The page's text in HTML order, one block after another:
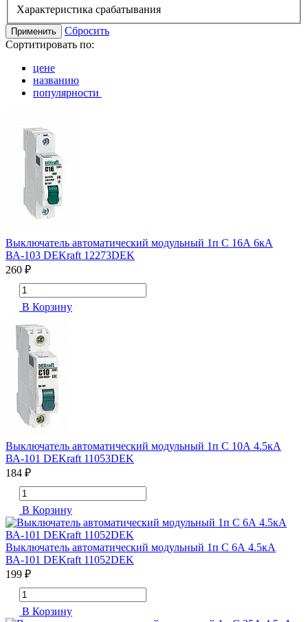
Характеристика срабатывания
Применить
Сбросить
Сортитировать по:
цене
названию
популярности
Выключатель автоматический модульный 1п C 16А 6кА
ВА-103 DEKraft 12273DEK
260 ₽
В Корзину
Выключатель автоматический модульный 1п C 10А 4.5кА
ВА-101 DEKraft 11053DEK
184 ₽
В Корзину
Выключатель автоматический модульный 1п C 6А 4.5кА
ВА-101 DEKraft 11052DEK
199 ₽
В Корзину